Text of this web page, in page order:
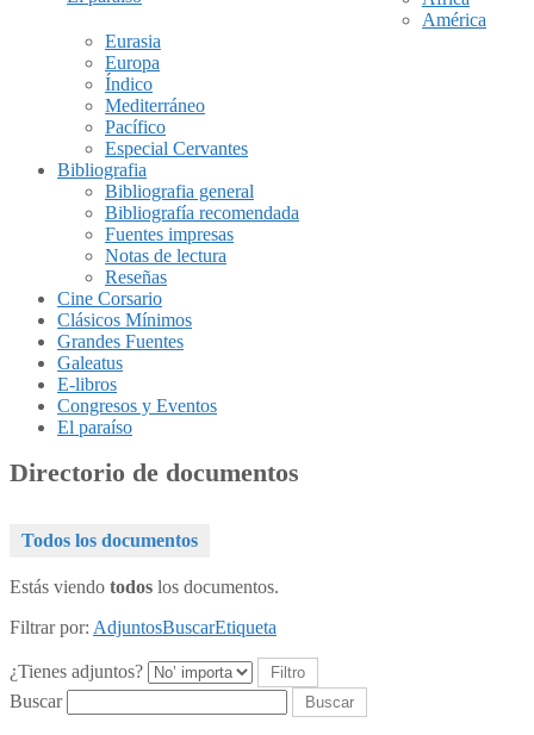
América
Eurasia
Europa
Índico
Mediterráneo
Pacífico
Especial Cervantes
Bibliografia
Bibliografia general
Bibliografía recomendada
Fuentes impresas
Notas de lectura
Reseñas
Cine Corsario
Clásicos Mínimos
Grandes Fuentes
Galeatus
E-libros
Congresos y Eventos
El paraíso
Directorio de documentos
Todos los documentos
Estás viendo todos los documentos.
Filtrar por: AdjuntosBuscarEtiqueta
¿Tienes adjuntos?
Buscar